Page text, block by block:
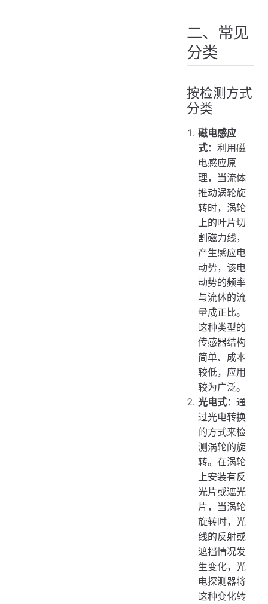
二、常见
分类
按检测方式
分类
磁电感应
式：利用磁
电感应原
理，当流体
推动涡轮旋
转时，涡轮
上的叶片切
割磁力线，
产生感应电
动势，该电
动势的频率
与流体的流
量成正比。
这种类型的
传感器结构
简单、成本
较低，应用
较为广泛。
光电式：通
过光电转换
的方式来检
测涡轮的旋
转。在涡轮
上安装有反
光片或遮光
片，当涡轮
旋转时，光
线的反射或
遮挡情况发
生变化，光
电探测器将
这种变化转